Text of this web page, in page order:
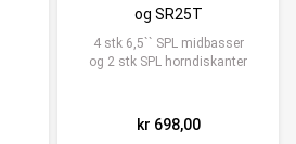
og SR25T
4 stk 6,5`` SPL midbasser
og 2 stk SPL horndiskanter
kr 698,00